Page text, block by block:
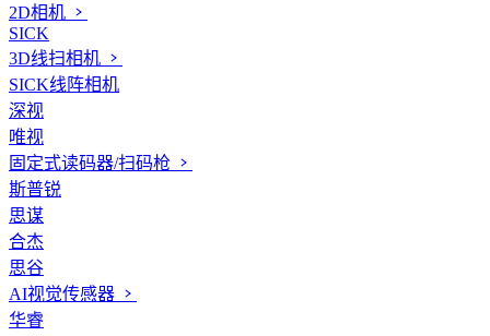
2D相机
SICK
3D线扫相机
SICK线阵相机
深视
唯视
固定式读码器/扫码枪
斯普锐
思谋
合杰
思谷
AI视觉传感器
华睿